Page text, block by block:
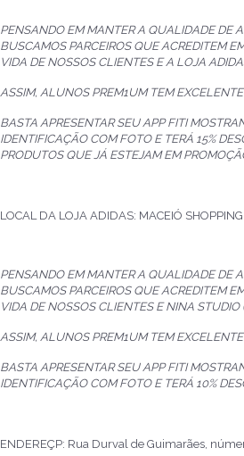
PENSANDO EM MANTER A QUALIDADE DE
BUSCAMOS PARCEIROS QUE ACREDITEM
VIDA DE NOSSOS CLIENTES E A LOJA
ASSIM, ALUNOS PREM1UM TEM
BASTA APRESENTAR SEU APP FITI
IDENTIFICAÇÃO COM FOTO E TERÁ 15%
PRODUTOS QUE JÁ ESTEJAM EM
LOCAL DA LOJA ADIDAS: MACEIÓ
PENSANDO EM MANTER A QUALIDADE DE
BUSCAMOS PARCEIROS QUE ACREDITEM
VIDA DE NOSSOS CLIENTES E NINA
ASSIM, ALUNOS PREM1UM TEM
BASTA APRESENTAR SEU APP FITI
IDENTIFICAÇÃO COM FOTO E TERÁ 10%
ENDEREÇP: Rua Durval de Guimarães,